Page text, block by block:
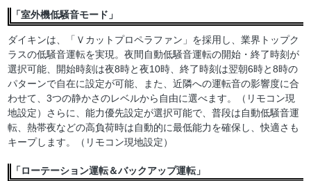
「室外機低騒音モード」
ダイキンは、「Ｖカットプロペラファン」を採用し、業界トップク
ラスの低騒音運転を実現。夜間自動低騒音運転の開始・終了時刻が
選択可能、開始時刻は夜8時と夜10時、終了時刻は翌朝6時と8時の
パターンで自在に設定が可能、また、近隣への運転音の影響度に合
わせて、3つの静かさのレベルから自由に選べます。（リモコン現
地設定）さらに、能力優先設定が選択可能で、普段は自動低騒音運
転、熱帯夜などの高負荷時は自動的に最低能力を確保し、快適さも
キープします。（リモコン現地設定）
「ローテーション運転＆バックアップ運転」